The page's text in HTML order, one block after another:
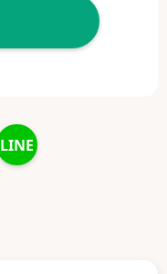
LINE